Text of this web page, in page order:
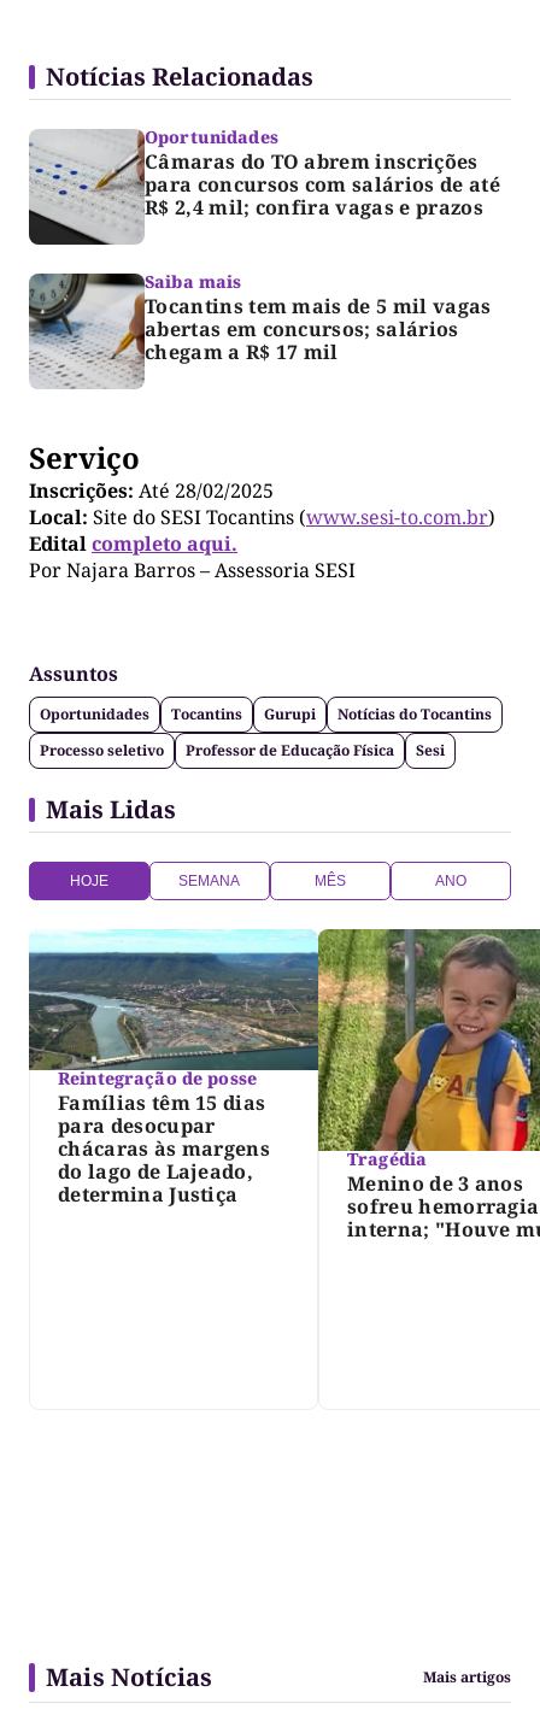
Notícias Relacionadas
Oportunidades
Câmaras do TO abrem inscrições
para concursos com salários de até
R$ 2,4 mil; confira vagas e prazos
Saiba mais
Tocantins tem mais de 5 mil vagas
abertas em concursos; salários
chegam a R$ 17 mil
Serviço
Inscrições: Até 28/02/2025
Local: Site do SESI Tocantins (www.sesi-to.com.br)
Editalcompleto aqui.
Por Najara Barros – Assessoria SESI
Assuntos
Oportunidades Tocantins Gurupi
Notícias do Tocantins
Processo seletivo
Professor de Educação Física Sesi
Mais Lidas
HOJE SEMANA MÊS ANO
Reintegração de posse
Famílias têm 15 dias
para desocupar
chácaras às margens
do lago de Lajeado,
determina Justiça
Tragédia
Menino de 3 anos
sofreu hemorragia
interna; "Houve
Mais Notícias Mais artigos